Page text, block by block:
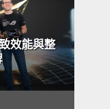
效能與整